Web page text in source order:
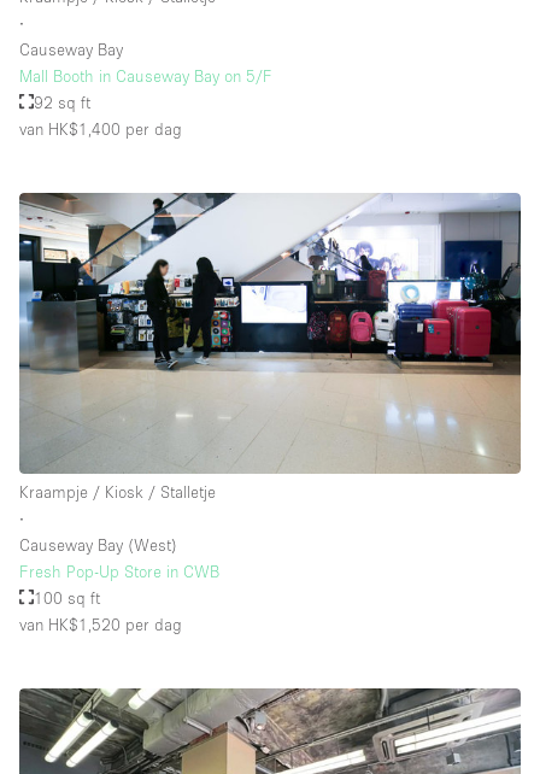
∙
Causeway Bay
Mall Booth in Causeway Bay on 5/F
92 sq ft
van HK$1,400 per dag
Kraampje / Kiosk / Stalletje
∙
Causeway Bay (West)
Fresh Pop-Up Store in CWB
100 sq ft
van HK$1,520 per dag